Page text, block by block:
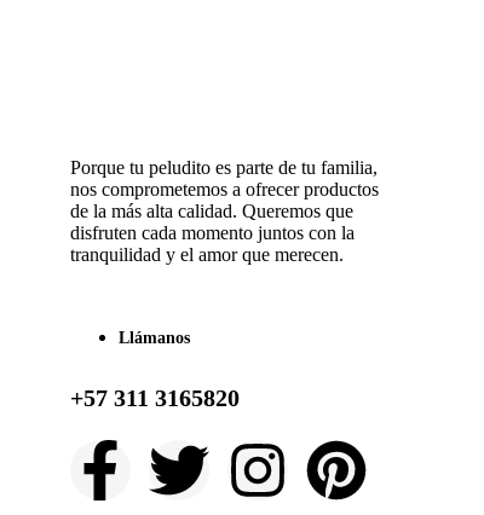
Porque tu peludito es parte de tu familia,
nos comprometemos a ofrecer productos
de la más alta calidad. Queremos que
disfruten cada momento juntos con la
tranquilidad y el amor que merecen.
Llámanos
+57 311 3165820